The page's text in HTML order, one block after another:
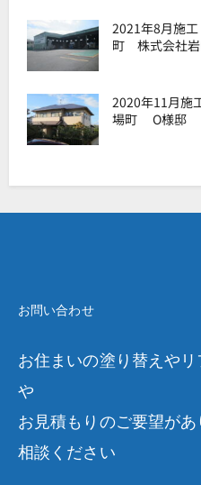
2021年8
町 株式会社岩
2020年11
場町 O様邸
お問い合わせ
お住まいの塗り替えや
や
お見積もりのご要望が
相談ください